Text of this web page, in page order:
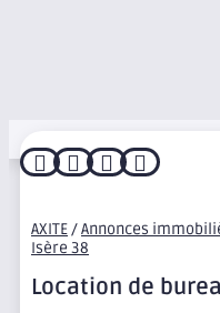
   
AXITE/Annonces
Isère 38
Location de